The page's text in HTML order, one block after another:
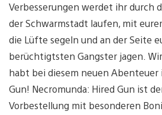
Verbesserungen werdet ihr durch
der Schwarmstadt laufen, mit
die Lüfte segeln und an der Seite
berüchtigtsten Gangster jagen.
habt bei diesem neuen Abenteuer
Gun! Necromunda: Hired Gun ist
Vorbestellung mit besonderen